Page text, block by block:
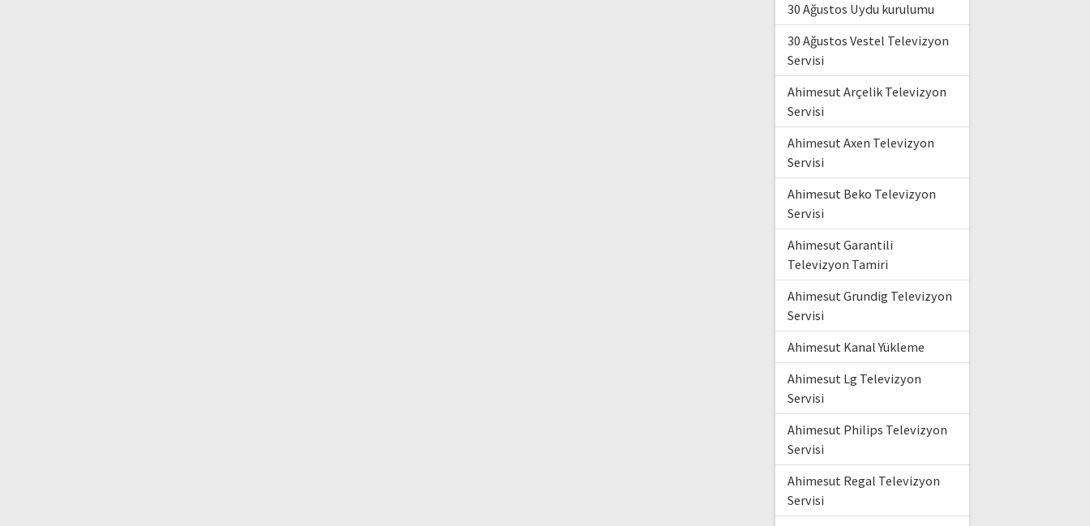
30 Ağustos Uydu kurulumu
30 Ağustos Vestel Televizyon
Servisi
Ahimesut Arçelik Televizyon
Servisi
Ahimesut Axen Televizyon
Servisi
Ahimesut Beko Televizyon
Servisi
Ahimesut Garantili
Televizyon Tamiri
Ahimesut Grundig Televizyon
Servisi
Ahimesut Kanal Yükleme
Ahimesut Lg Televizyon
Servisi
Ahimesut Philips Televizyon
Servisi
Ahimesut Regal Televizyon
Servisi